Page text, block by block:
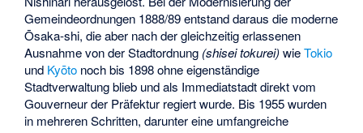
Gemeindeordnungen 1888/89 entstand daraus die moderne
Ōsaka-shi, die aber nach der gleichzeitig erlassenen
Ausnahme von der Stadtordnung (shisei tokurei)wieTokio
und Kyōto noch bis 1898 ohne eigenständige
Stadtverwaltung blieb und als Immediatstadt direkt vom
Gouverneur der Präfektur regiert wurde. Bis 1955 wurden
in mehreren Schritten, darunter eine umfangreiche